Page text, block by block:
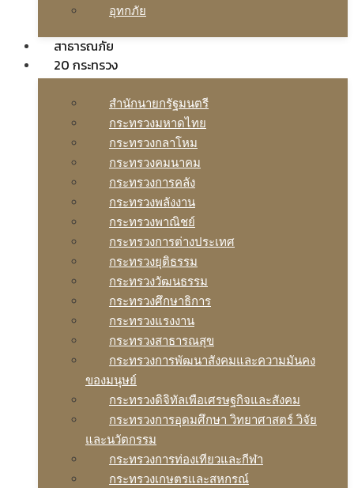
อุทกภัย
สาธารณภัย
20 กระทรวง
สํานักนายกรัฐมนตรี
กระทรวงมหาดไทย
กระทรวงกลาโหม
กระทรวงคมนาคม
กระทรวงการคลัง
กระทรวงพลังงาน
กระทรวงพาณิชย์
กระทรวงการต่างประเทศ
กระทรวงยุติธรรม
กระทรวงวัฒนธรรม
กระทรวงศึกษาธิการ
กระทรวงแรงงาน
กระทรวงสาธารณสุข
กระทรวงการพัฒนาสังคมและความมันคง
ของมนุษย์
กระทรวงดิจิทัลเพือเศรษฐกิจและสังคม
กระทรวงการอุดมศึกษา วิทยาศาสตร์ วิจัย
และนวัตกรรม
กระทรวงการท่องเทียวและกีฬา
กระทรวงเกษตรและสหกรณ์